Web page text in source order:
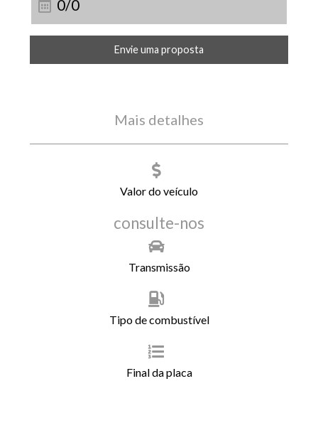
0/0
Envie uma proposta
Mais detalhes
Valor do veículo
consulte-nos
Transmissão
Tipo de combustível
Final da placa